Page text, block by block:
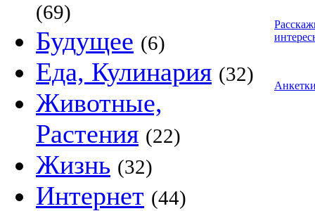
(69)
Будущее (6)
Еда, Кулинария (32)
Животные,
Растения (22)
Жизнь (32)
Интернет (44)